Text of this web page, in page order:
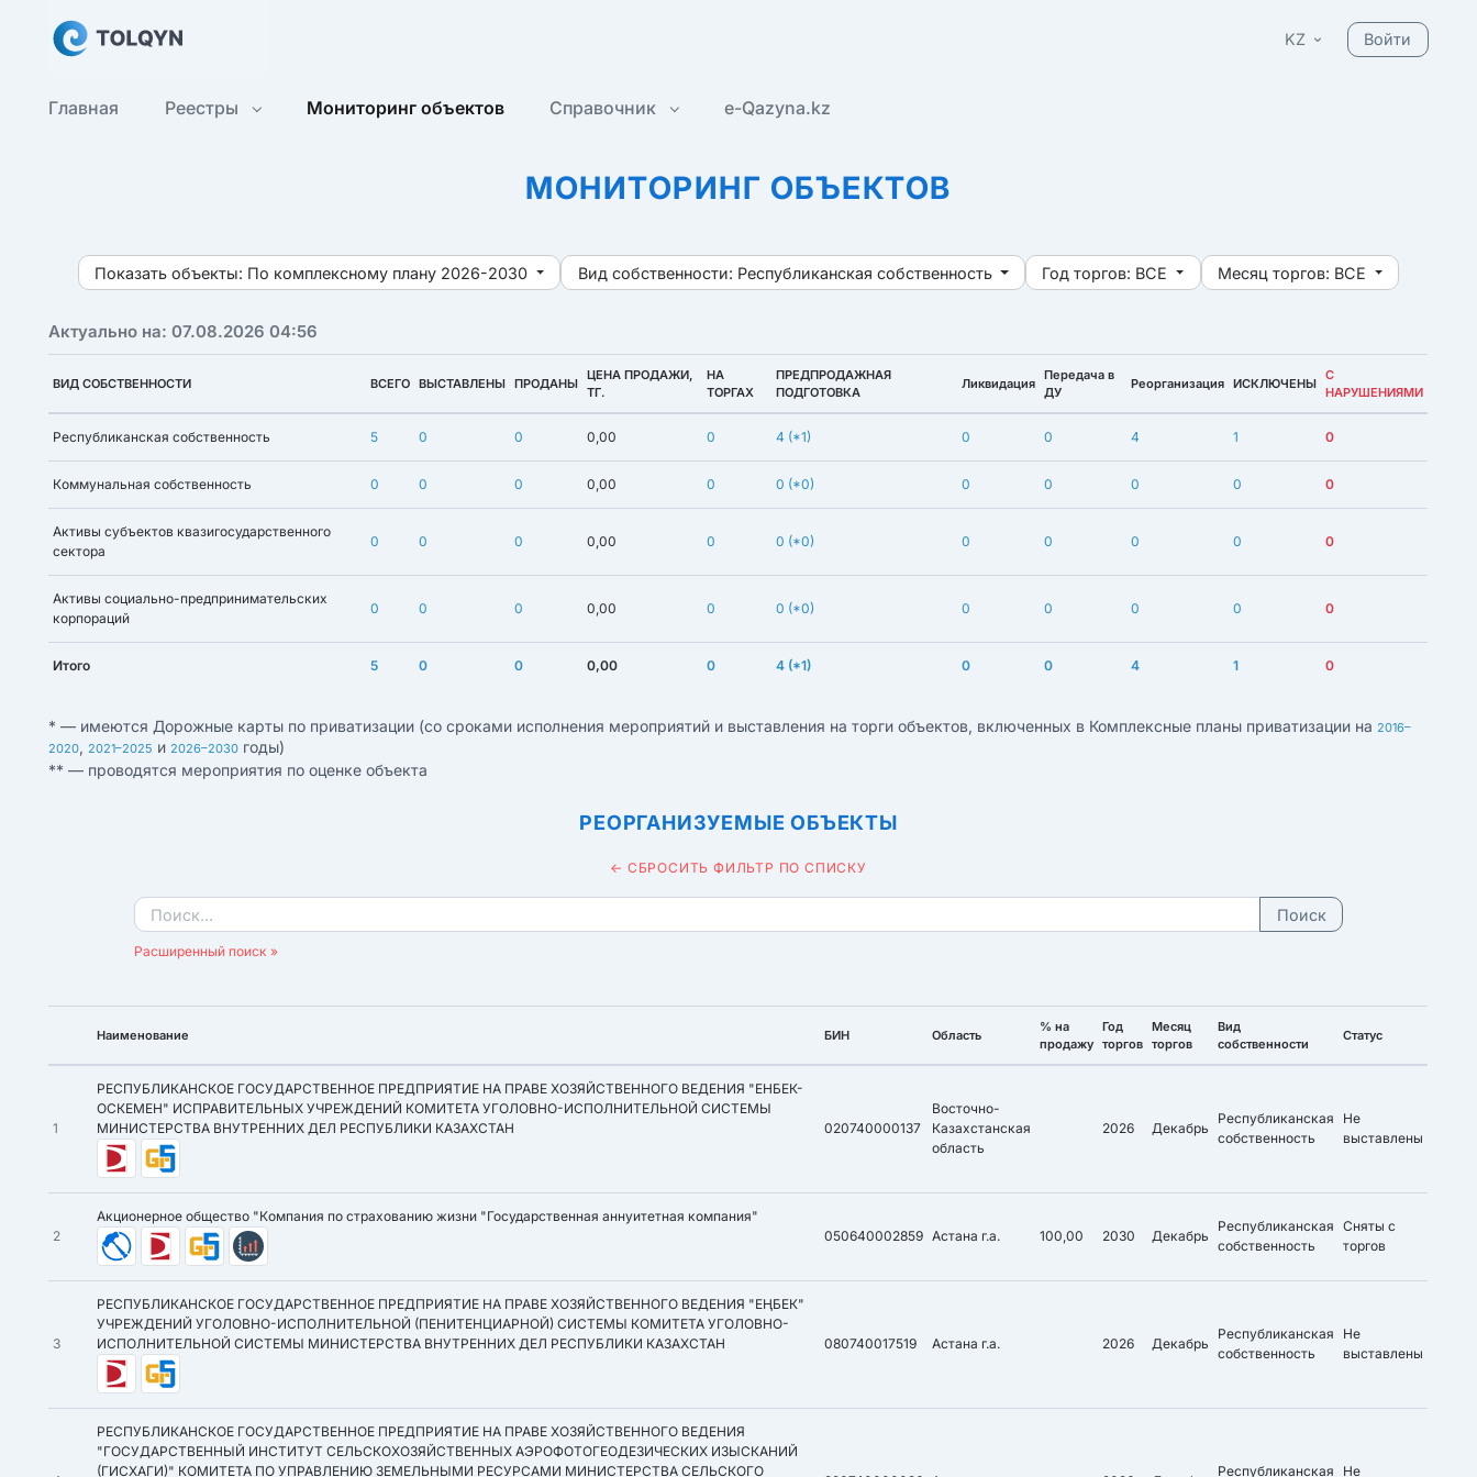
KZ Войти
Главная Реестры Мониторинг объектов Справочник e-Qazyna.kz
МОНИТОРИНГ ОБЪЕКТОВ
Показать объекты: По комплексному плану 2026-2030 Вид собственности: Республиканская собственность Год торгов: ВСЕ Месяц торгов: ВСЕ
Актуально на: 07.08.2026 04:56
ВИД СОБСТВЕННОСТИ ВСЕГО ВЫСТАВЛЕНЫ ПРОДАНЫ
ЦЕНА ПРОДАЖИ,
ТГ.
НА
ТОРГАХ
ПРЕДПРОДАЖНАЯ
ПОДГОТОВКА
Ликвидация
Передача в
ДУ
Реорганизация ИСКЛЮЧЕНЫ
С
НАРУШЕНИЯМИ
Республиканская собственность 5 0 0 0,00 0 4 (*1) 0 0 4 1 0
Коммунальная собственность 0 0 0 0,00 0 0 (*0) 0 0 0 0 0
Активы субъектов квазигосударственного
сектора
0 0 0 0,00 0 0 (*0) 0 0 0 0 0
Активы социально-предпринимательских
корпораций
0 0 0 0,00 0 0 (*0) 0 0 0 0 0
Итого 5 0 0 0,00 0 4 (*1) 0 0 4 1 0
* — имеются Дорожные карты по приватизации (со сроками исполнения мероприятий и выставления на торги объектов, включенных в Комплексные планы приватизации на 2016–
2020, 2021–2025 и 2026–2030 годы)
** — проводятся мероприятия по оценке объекта
РЕОРГАНИЗУЕМЫЕ ОБЪЕКТЫ
← СБРОСИТЬ ФИЛЬТР ПО СПИСКУ
Поиск
Расширенный поиск »
Наименование БИН Область
% на
продажу
Год
торгов
Месяц
торгов
Вид
собственности
Статус
1
РЕСПУБЛИКАНСКОЕ ГОСУДАРСТВЕННОЕ ПРЕДПРИЯТИЕ НА ПРАВЕ ХОЗЯЙСТВЕННОГО ВЕДЕНИЯ "ЕНБЕК-
ОСКЕМЕН" ИСПРАВИТЕЛЬНЫХ УЧРЕЖДЕНИЙ КОМИТЕТА УГОЛОВНО-ИСПОЛНИТЕЛЬНОЙ СИСТЕМЫ
МИНИСТЕРСТВА ВНУТРЕННИХ ДЕЛ РЕСПУБЛИКИ КАЗАХСТАН
020740000137
Восточно-
Казахстанская
область
2026 Декабрь
Республиканская
собственность
Не
выставлены
2
Акционерное общество "Компания по страхованию жизни "Государственная аннуитетная компания"
050640002859 Астана г.а. 100,00 2030 Декабрь
Республиканская
собственность
Сняты с
торгов
3
РЕСПУБЛИКАНСКОЕ ГОСУДАРСТВЕННОЕ ПРЕДПРИЯТИЕ НА ПРАВЕ ХОЗЯЙСТВЕННОГО ВЕДЕНИЯ "ЕҢБЕК"
УЧРЕЖДЕНИЙ УГОЛОВНО-ИСПОЛНИТЕЛЬНОЙ (ПЕНИТЕНЦИАРНОЙ) СИСТЕМЫ КОМИТЕТА УГОЛОВНО-
ИСПОЛНИТЕЛЬНОЙ СИСТЕМЫ МИНИСТЕРСТВА ВНУТРЕННИХ ДЕЛ РЕСПУБЛИКИ КАЗАХСТАН
080740017519 Астана г.а. 2026 Декабрь
Республиканская
собственность
Не
выставлены
РЕСПУБЛИКАНСКОЕ ГОСУДАРСТВЕННОЕ ПРЕДПРИЯТИЕ НА ПРАВЕ ХОЗЯЙСТВЕННОГО ВЕДЕНИЯ
"ГОСУДАРСТВЕННЫЙ ИНСТИТУТ СЕЛЬСКОХОЗЯЙСТВЕННЫХ АЭРОФОТОГЕОДЕЗИЧЕСКИХ ИЗЫСКАНИЙ
(ГИСХАГИ)" КОМИТЕТА ПО УПРАВЛЕНИЮ ЗЕМЕЛЬНЫМИ РЕСУРСАМИ МИНИСТЕРСТВА СЕЛЬСКОГО
Республиканская Не